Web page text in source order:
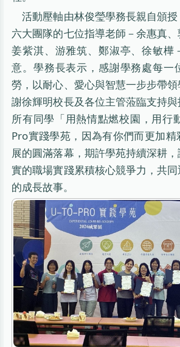
活動壓軸由林俊瑩學務長親自頒
六大團隊的七位指導老師－余惠真、
姜紫淇、游雅筑、鄭淑亭、徐敏樺
意。學務長表示，感謝學務處每一
勞，以耐心、愛心與智慧一步步帶
謝徐輝明校長及各位主管蒞臨支持
所有同學「用熱情點燃校園，用行
Pro實踐學苑，因為有你們而更加
展的圓滿落幕，期許學苑持續深耕
實的職場實踐累積核心競爭力，共
的成長故事。